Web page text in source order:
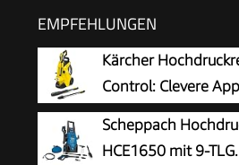
EMPFEHLUNGEN
Kärcher
Control: Clevere
die passende
Verschmutzungen
Scheppach
HCE1650 mit 9-